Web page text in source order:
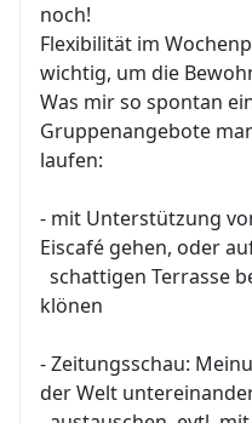
noch!
Flexibilität im
wichtig, um die
Was mir so spontan
Gruppenangebote
laufen:
- mit Unterstützung
Eiscafé gehen, oder
schattigen Terrasse
klönen
- Zeitungsschau:
der Welt